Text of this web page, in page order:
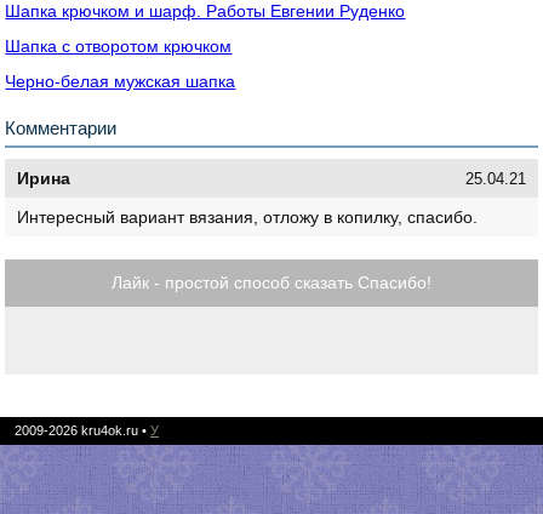
Шапка крючком и шарф. Работы Евгении Руденко
Шапка с отворотом крючком
Черно-белая мужская шапка
Комментарии
Ирина 25.04.21
Интересный вариант вязания, отложу в копилку, спасибо.
Лайк - простой способ сказать Спасибо!
2009-2026 kru4ok.ru • У